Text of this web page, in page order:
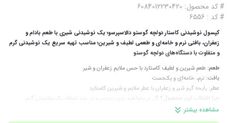
# کد محصول: 6084012230420
# کد : 6556
کپسول نوشیدنی کاستار دولچه گوستو دالاسپرسو؛ یک نوشیدنی شیری با طعم بادام و
زعفران، بافتی نرم و خامه‌ای و طعمی لطیف و شیرین؛ مناسب تهیه سریع یک نوشیدنی گرم
و متفاوت با دستگاه‌های دولچه گوستو
طعم: طعم شیرین و لطیف کاستارد با حس ملایم زعفران و شیر
بافت: نرم، خامه‌ای و یک‌دست
عطر: رایحه گرم شیر و زعفران با عطر ملایم و شیرین کاستارد
چرا انتخاب این محصول؟ اگر می‌خواهید بدون دردسر و در چند لحظه، یک نوشیدنی گرم،
خامه‌ای و خوش‌عطر با حس واقعی نوشیدنی‌های کافی‌شاپی آماده کنید، این کپسول دقیقاً همان
مشاهده بیشتر